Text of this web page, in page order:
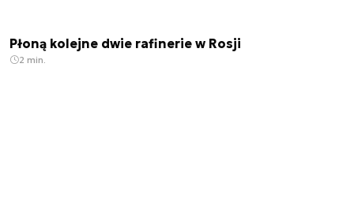
Płoną kolejne dwie rafinerie w Rosji
2 min.